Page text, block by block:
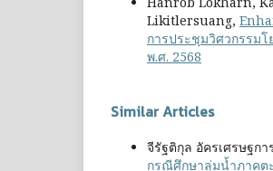
Likitlersuang,
การประชุมวิศวกรรม
พ.ศ. 2568
Similar Articles
จีรัฐติกุล อัครเศรษฐกา
กรณีศึกษาลุ่มน้ำภาคต